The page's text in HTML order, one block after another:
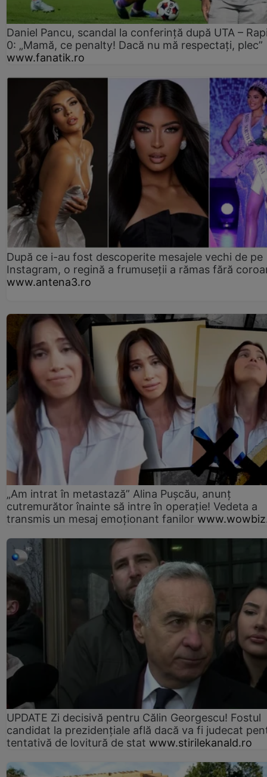
Daniel Pancu, scandal la conferință după UTA –
0: „Mamă, ce penalty! Dacă nu mă respectați, plec”
www.fanatik.ro
După ce i-au fost descoperite mesajele vechi de pe
Instagram, o regină a frumuseții a rămas fără
www.antena3.ro
„Am intrat în metastază” Alina Pușcău, anunț
cutremurător înainte să intre în operație! Vedeta a
transmis un mesaj emoționant fanilor
UPDATE Zi decisivă pentru Călin Georgescu! Fostul
candidat la prezidențiale află dacă va fi judecat
tentativă de lovitură de stat www.stirilekanald.ro